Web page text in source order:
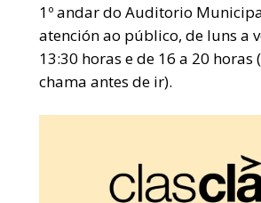
1º andar do Auditorio
atención ao público, de luns a
13:30 horas e de 16 a 20 horas
chama antes de ir).